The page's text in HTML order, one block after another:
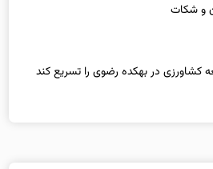
و شکات
کشاورزی در بهکده رضوی را تسریع کند